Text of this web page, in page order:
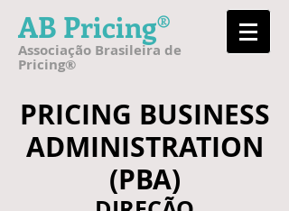
AB Pricing®
Associação Brasileira de
Pricing®
PRICING BUSINESS
ADMINISTRATION
(PBA)